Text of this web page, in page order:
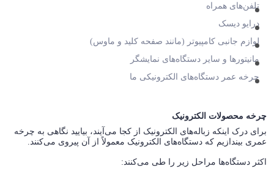
تلفن‌های همراه
درایو دیسک
لوازم جانبی کامپیوتر (مانند صفحه کلید و ماوس)
مانیتورها و سایر دستگاه‌های نمایشگر
چرخه عمر دستگاه‌های الکترونیکی ما
چرخه محصولات الکترونیک
برای درک اینکه زباله‌های الکترونیک از کجا می‌آیند، بیایید نگاهی به چرخه
عمری بیندازیم که دستگاه‌های الکترونیک معمولاً از آن پیروی می‌کنند.
اکثر دستگاه‌ها مراحل زیر را طی می‌کنند: